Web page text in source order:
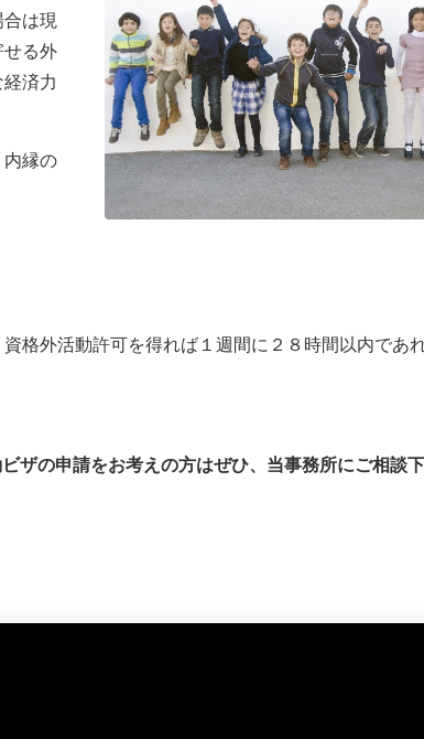
は現
せる外
済力
内縁の
格外活動許可を得れば１週間に２８時間以内であ
ザの申請をお考えの方はぜひ、当事務所にご相談下